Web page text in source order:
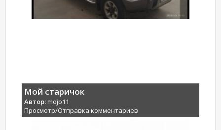
Мой старичок
Автор:mojo11
Просмотр/Отправка комментариев